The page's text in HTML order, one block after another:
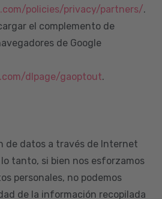
policies/privacy/partners/.
el complemento de
de Google
dlpage/gaoptout.
de datos a través de Internet
lo tanto, si bien nos esforzamos
personales, no podemos
de la información recopilada